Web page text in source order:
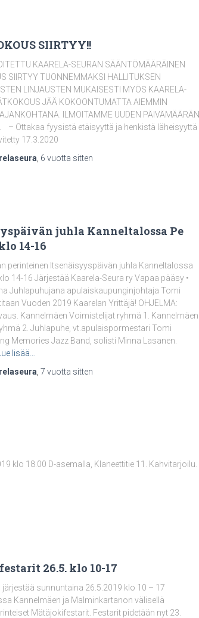
SIIRTYY!!
KAARELA-SEURAN SÄÄNTÖMÄÄRÄINEN
SIIRTYY TUONNEMMAKSI HALLITUKSEN
LINJAUSTEN MUKAISESTI MYÖS KAARELA-
JÄÄ KOKOONTUMATTA AIEMMIN
ILMOITAMME UUDEN PÄIVÄMÄÄRÄN
– Ottakaa fyysistä etäisyyttä ja henkistä läheisyyttä
17.3.2020
6 vuotta sitten
juhla Kanneltalossa Pe
14-16
perinteinen Itsenäisyyspäivän juhla Kanneltalossa
14-16 Järjestää Kaarela-Seura ry Vapaa pääsy •
Juhlapuhujana apulaiskaupunginjohtaja Tomi
Vuoden 2019 Kaarelan Yrittäjä! OHJELMA:
Kannelmäen Voimistelijat ryhmä 1. Kannelmäen
2. Juhlapuhe, vt.apulaispormestari Tomi
Memories Jazz Band, solisti Minna Lasanen.
Lue lisää…
7 vuotta sitten
klo 18.00 D-asemalla, Klaneettitie 11. Kahvitarjoilu.
26.5. klo 10-17
järjestää sunnuntaina 26.5.2019 klo 10 – 17
Kannelmäen ja Malminkartanon välisellä
Mätäjokifestarit. Festarit pidetään nyt 23.